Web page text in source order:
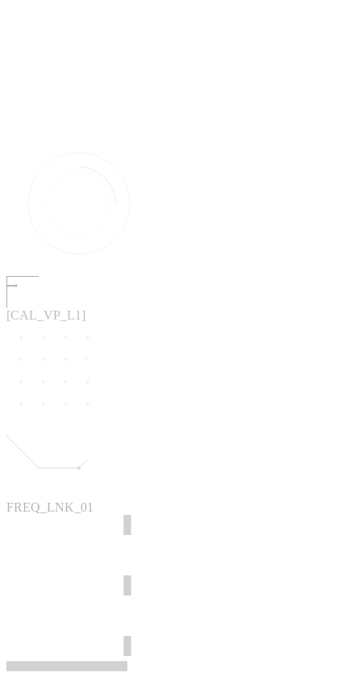
[CAL_VP_L1]
FREQ_LNK_01